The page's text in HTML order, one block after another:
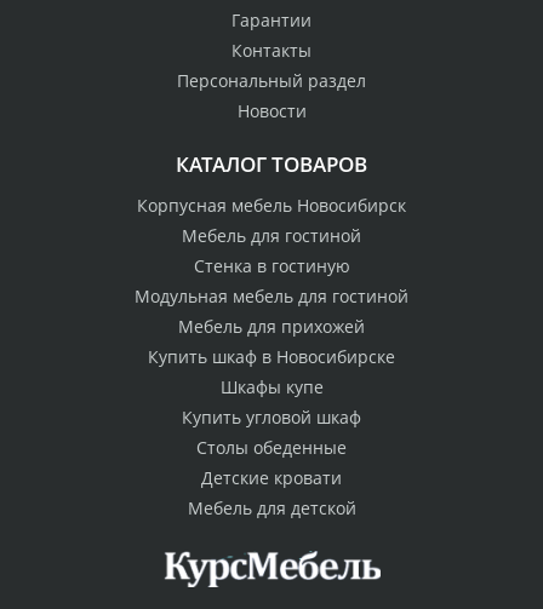
Гарантии
Контакты
Персональный раздел
Новости
КАТАЛОГ ТОВАРОВ
Корпусная мебель Новосибирск
Мебель для гостиной
Стенка в гостиную
Модульная мебель для гостиной
Мебель для прихожей
Купить шкаф в Новосибирске
Шкафы купе
Купить угловой шкаф
Столы обеденные
Детские кровати
Мебель для детской